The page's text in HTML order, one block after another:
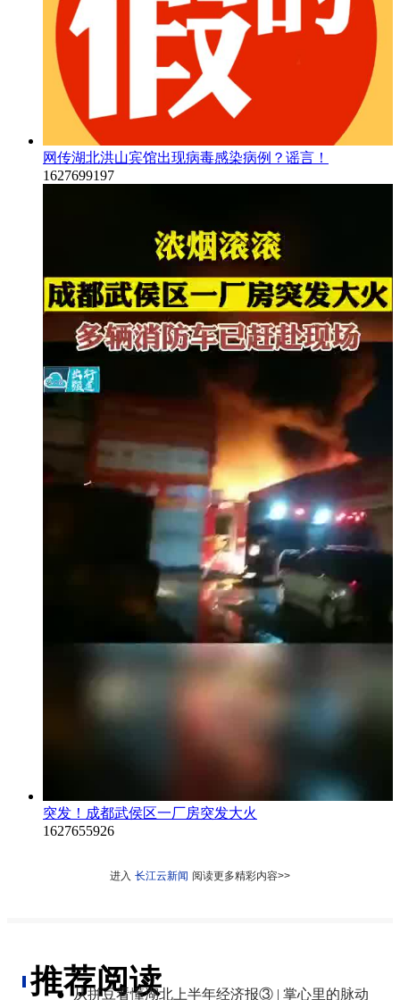
网传湖北洪山宾馆出现病毒感染病例？谣言！
1627699197
突发！成都武侯区一厂房突发大火
1627655926
进入 长江云新闻 阅读更多精彩内容>>
推荐阅读
● 从拼豆看懂湖北上半年经济报③ | 掌心里的脉动